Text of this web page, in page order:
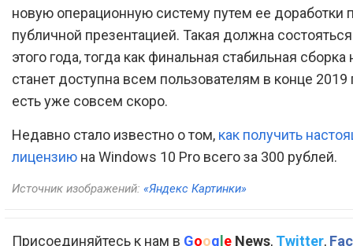
новую операционную систему путем ее доработки
публичной презентацией. Такая должна
этого года, тогда как финальная стабильная
станет доступна всем пользователям в конце 2019
есть уже совсем скоро.
Недавно стало известно о том, как получить
лицензию на Windows 10 Pro всего за 300 рублей.
Источник изображений: «Яндекс Картинки»
Присоединяйтесь к нам в Google News, Twitter,